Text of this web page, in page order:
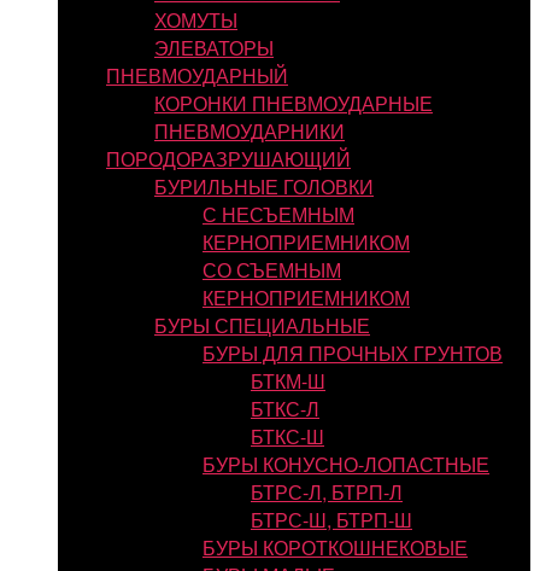
ХОМУТЫ
ЭЛЕВАТОРЫ
ПНЕВМОУДАРНЫЙ
КОРОНКИ ПНЕВМОУДАРНЫЕ
ПНЕВМОУДАРНИКИ
ПОРОДОРАЗРУШАЮЩИЙ
БУРИЛЬНЫЕ ГОЛОВКИ
С НЕСЪЕМНЫМ
КЕРНОПРИЕМНИКОМ
СО СЪЕМНЫМ
КЕРНОПРИЕМНИКОМ
БУРЫ СПЕЦИАЛЬНЫЕ
БУРЫ ДЛЯ ПРОЧНЫХ ГРУНТОВ
БТКМ-Ш
БТКС-Л
БТКС-Ш
БУРЫ КОНУСНО-ЛОПАСТНЫЕ
БТРС-Л, БТРП-Л
БТРС-Ш, БТРП-Ш
БУРЫ КОРОТКОШНЕКОВЫЕ